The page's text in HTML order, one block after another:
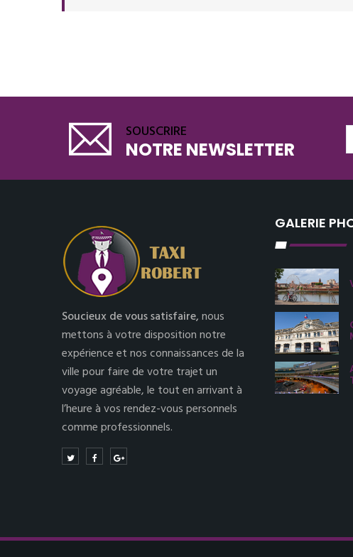
SOUSCRIRE
NOTRE NEWSLETTER
Soucieux de vous satisfaire,nous
mettons à votre disposition notre
expérience et nos connaissances de la
ville pour faire de votre trajet un
voyage agréable, le tout en arrivant à
l’heure à vos rendez-vous personnels
comme professionnels.
GALERIE